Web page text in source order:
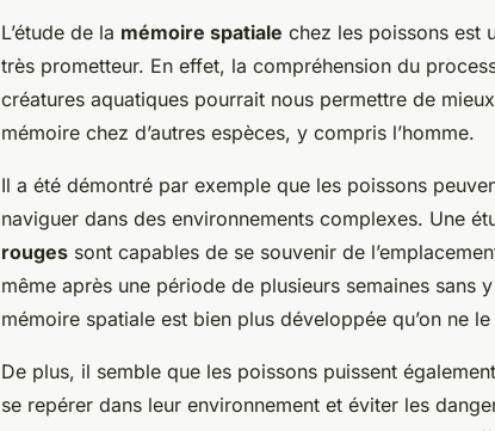
L’étude de la mémoire spatiale chez les poissons est
très prometteur. En effet, la compréhension du
créatures aquatiques pourrait nous permettre de
mémoire chez d’autres espèces, y compris l’homme.
Il a été démontré par exemple que les poissons
naviguer dans des environnements complexes. Une
rouges sont capables de se souvenir de
même après une période de plusieurs semaines sans
mémoire spatiale est bien plus développée qu’on ne
De plus, il semble que les poissons puissent
se repérer dans leur environnement et éviter les